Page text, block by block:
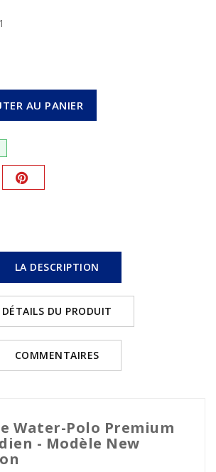
AU PANIER
LA DESCRIPTION
DÉTAILS DU PRODUIT
COMMENTAIRES
Water-Polo Premium
- Modèle New